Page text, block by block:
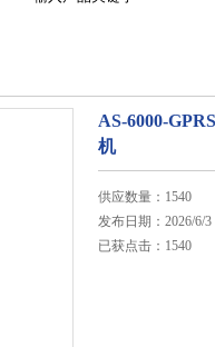
AS-6000-
机
供应数量：1540
发布日期：2026/6/3
已获点击：1540